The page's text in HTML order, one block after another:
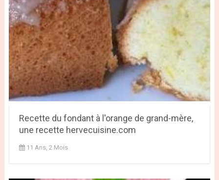
Recette du fondant à l'orange de grand-mère,
une recette hervecuisine.com
11 Ans, 2 Mois